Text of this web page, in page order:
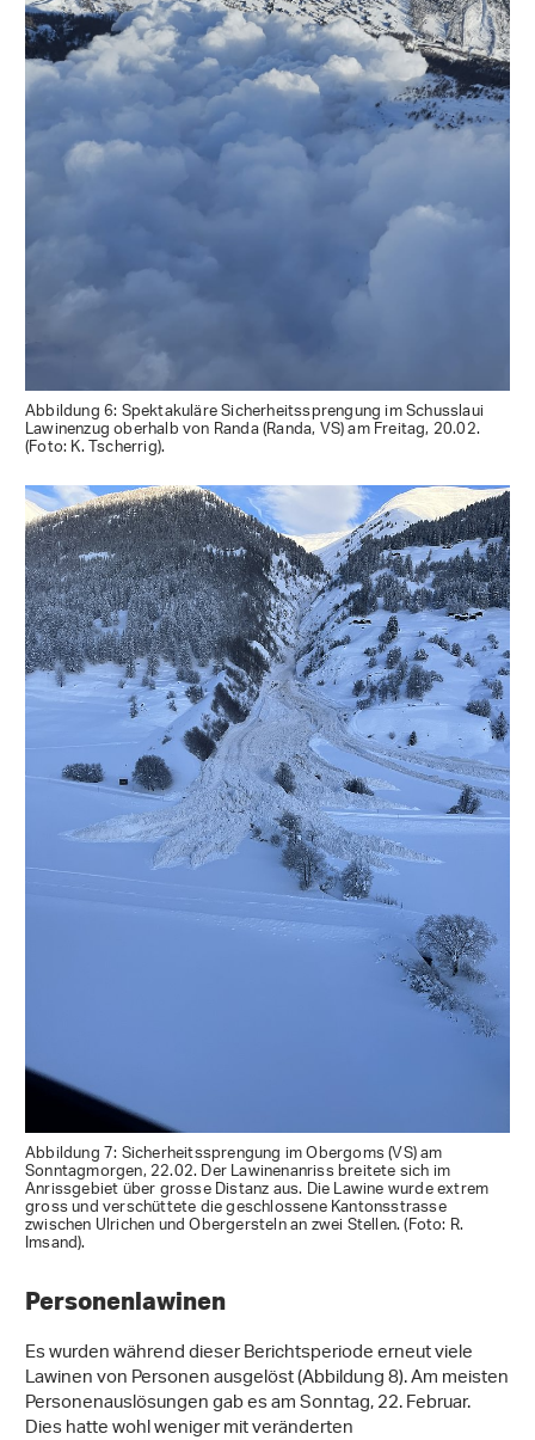
Abbildung 6: Spektakuläre Sicherheitssprengung im Schusslaui
Lawinenzug oberhalb von Randa (Randa, VS) am Freitag, 20.02.
(Foto: K. Tscherrig).
Abbildung 7: Sicherheitssprengung im Obergoms (VS) am
Sonntagmorgen, 22.02. Der Lawinenanriss breitete sich im
Anrissgebiet über grosse Distanz aus. Die Lawine wurde extrem
gross und verschüttete die geschlossene Kantonsstrasse
zwischen Ulrichen und Obergersteln an zwei Stellen. (Foto: R.
Imsand).
Personenlawinen
Es wurden während dieser Berichtsperiode erneut viele
Lawinen von Personen ausgelöst (Abbildung 8). Am meisten
Personenauslösungen gab es am Sonntag, 22. Februar.
Dies hatte wohl weniger mit veränderten